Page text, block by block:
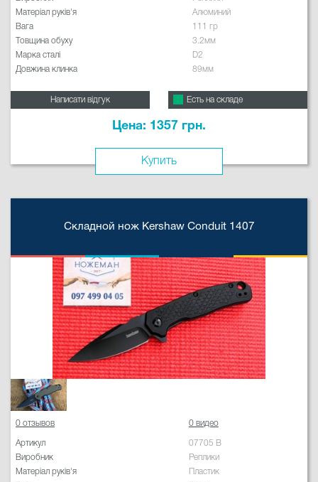
Матеріал руків'я
Алюминий
Вага
111 гр
Товщина обуху
3.2мм
Марка сталі
D2
Довжина клинка
89мм
Написати відгук Есть на складе
Цена: 1357 грн.
Купить
Складной нож Kershaw Conduit 1407
0 отзывов 0 видео
Артикул
07705 B
Виробник
Реплики
Матеріал руків'я
Пластик